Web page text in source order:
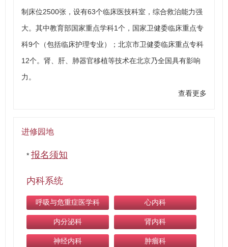
制床位2500张，设有63个临床医技科室，综合救治能力强
大。其中教育部国家重点学科1个，国家卫健委临床重点专
科9个（包括临床护理专业）；北京市卫健委临床重点专科
12个。肾、肝、肺器官移植等技术在北京乃全国具有影响
力。
查看更多
进修园地
* 报名须知
内科系统
呼吸与危重症医学科 心内科
内分泌科 肾内科
神经内科 肿瘤科